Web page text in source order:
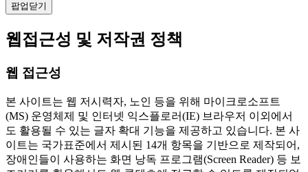
팝업닫기
웹접근성 및 저작권 정책
웹 접근성
본 사이트는 웹 저시력자, 노인 등을 위해 마이크로소프트
(MS) 운영체제 및 인터넷 익스플로러(IE) 브라우저 이외에서
도 활용될 수 있는 글자 확대 기능을 제공하고 있습니다. 본 사
이트는 국가표준에서 제시된 14개 항목을 기반으로 제작되어,
장애인들이 사용하는 화면 낭독 프로그램(Screen Reader) 등 보